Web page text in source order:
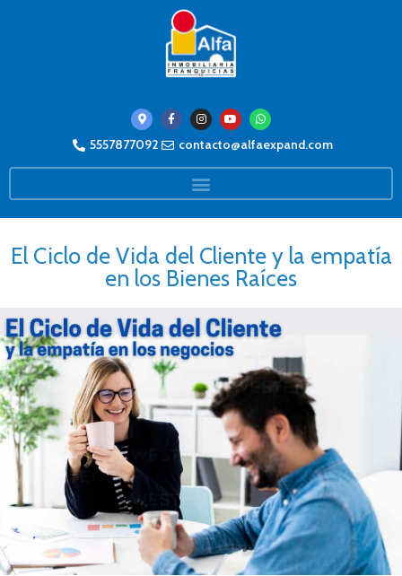
5557877092 contacto@alfaexpand.com
El Ciclo de Vida del Cliente y la empatía
en los Bienes Raíces